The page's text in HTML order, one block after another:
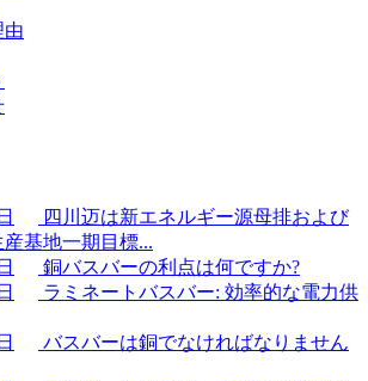
由
四川迈は新エネルギー源母排および
基地一期目標...
銅バスバーの利点は何ですか?
ラミネートバスバー: 効率的な電力供
バスバーは銅でなければなりません